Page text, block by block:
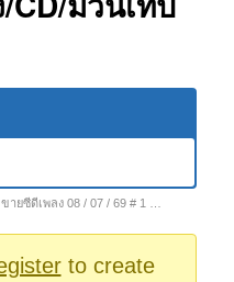
ายซีดีเพลง 08 / 07 / 69 # 1 …
to create